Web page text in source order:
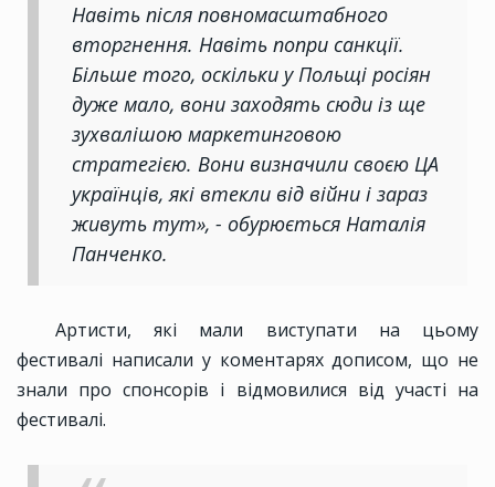
Навіть після повномасштабного
вторгнення. Навіть попри санкції.
Більше того, оскільки у Польщі росіян
дуже мало, вони заходять сюди із ще
зухвалішою маркетинговою
стратегією. Вони визначили своєю ЦА
українців, які втекли від війни і зараз
живуть тут», - обурюється Наталія
Панченко.
Артисти, які мали виступати на цьому
фестивалі написали у коментарях дописом, що не
знали про спонсорів і відмовилися від участі на
фестивалі.